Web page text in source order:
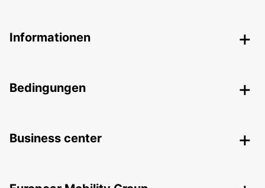
Informationen
Bedingungen
Business center